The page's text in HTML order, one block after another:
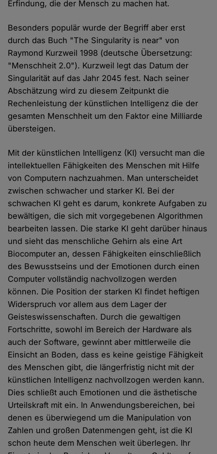
Erfindung, die der Mensch zu machen hat.
Besonders populär wurde der Begriff aber erst
durch das Buch "The Singularity is near" von
Raymond Kurzweil 1998 (deutsche Übersetzung:
"Menschheit 2.0"). Kurzweil legt das Datum der
Singularität auf das Jahr 2045 fest. Nach seiner
Abschätzung wird zu diesem Zeitpunkt die
Rechenleistung der künstlichen Intelligenz die der
gesamten Menschheit um den Faktor eine Milliarde
übersteigen.
Mit der künstlichen Intelligenz (KI) versucht man die
intellektuellen Fähigkeiten des Menschen mit Hilfe
von Computern nachzuahmen. Man unterscheidet
zwischen schwacher und starker KI. Bei der
schwachen KI geht es darum, konkrete Aufgaben zu
bewältigen, die sich mit vorgegebenen Algorithmen
bearbeiten lassen. Die starke KI geht darüber hinaus
und sieht das menschliche Gehirn als eine Art
Biocomputer an, dessen Fähigkeiten einschließlich
des Bewusstseins und der Emotionen durch einen
Computer vollständig nachvollzogen werden
können. Die Position der starken KI findet heftigen
Widerspruch vor allem aus dem Lager der
Geisteswissenschaften. Durch die gewaltigen
Fortschritte, sowohl im Bereich der Hardware als
auch der Software, gewinnt aber mittlerweile die
Einsicht an Boden, dass es keine geistige Fähigkeit
des Menschen gibt, die längerfristig nicht mit der
künstlichen Intelligenz nachvollzogen werden kann.
Dies schließt auch Emotionen und die ästhetische
Urteilskraft mit ein. In Anwendungsbereichen, bei
denen es überwiegend um die Manipulation von
Zahlen und großen Datenmengen geht, ist die KI
schon heute dem Menschen weit überlegen. Ihr